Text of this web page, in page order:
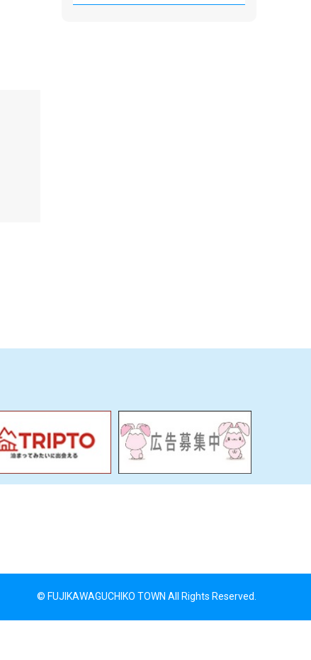
© FUJIKAWAGUCHIKO TOWN All Rights Reserved.